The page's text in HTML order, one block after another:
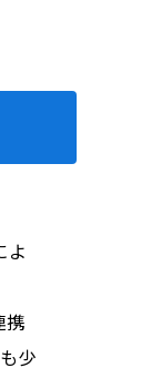
よ
携
少